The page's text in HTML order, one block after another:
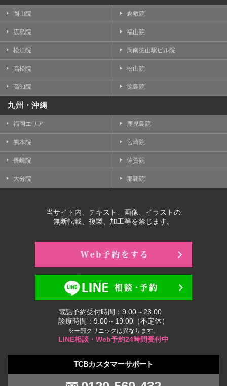
岡山院 倉敷院
広島院 福山院
松江院 周南徳山駅ビル院
高松院 松山院
高知院 徳島院
九州・沖縄
福岡エリア 鹿児島院
熊本院 宮崎院
長崎院 佐賀院
大分院 那覇院
当サイト内、テキスト、画像、イラストの
無断転載、複製、加工等を禁じます。
電話予約受付時間：9:00～23:00
診療時間：9:00～19:00（不定休）
※一部クリニックは異なります。
LINE相談・Web予約24時間受付中
TCBカスタマーサポート